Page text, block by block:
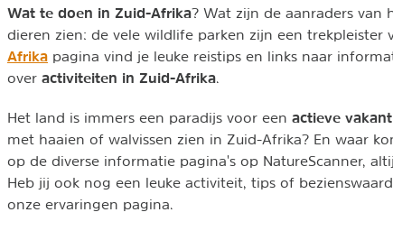
Wat te doen in Zuid-Afrika? Wat zijn de aanraders van
dieren zien: de vele wildlife parken zijn een trekpleister
Afrika pagina vind je leuke reistips en links naar
over activiteiten in Zuid-Afrika.
Het land is immers een paradijs voor een actieve
met haaien of walvissen zien in Zuid-Afrika? En waar
op de diverse informatie pagina's op NatureScanner,
Heb jij ook nog een leuke activiteit, tips of
onze ervaringen pagina.